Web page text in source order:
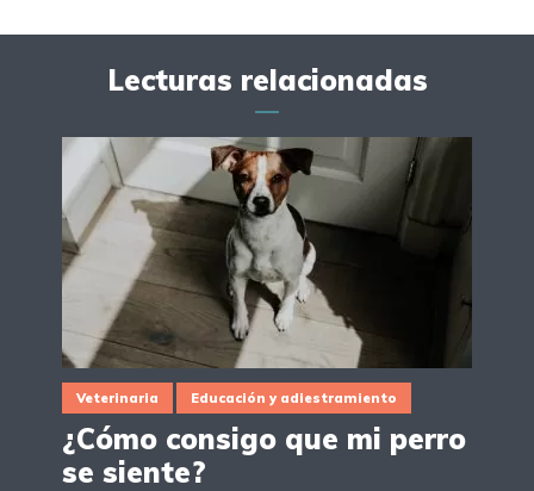
Lecturas relacionadas
Veterinaria Educación y adiestramiento
¿Cómo consigo que mi perro
se siente?